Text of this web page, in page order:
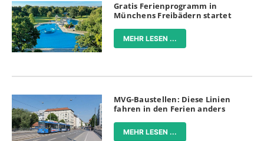
Gratis Ferienprogramm in
Münchens Freibädern startet
MEHR LESEN ...
MVG-Baustellen: Diese Linien
fahren in den Ferien anders
MEHR LESEN ...